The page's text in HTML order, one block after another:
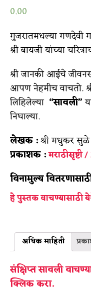
0.00
गुजरातमधल्या गणदेवी
श्री बायजी यांच्या
श्री जानकी आईचे
आपण नेहमीच वाचतो.
लिहिलेल्या “सावली”
निघाल्या.
लेखक :श्री मधुकर सुळे
प्रकाशक :
विनामुल्य
हे पुस्तक वाचण्यासाठी
अधिक माहिती
संक्षिप्त सावली
क्लिक करा.